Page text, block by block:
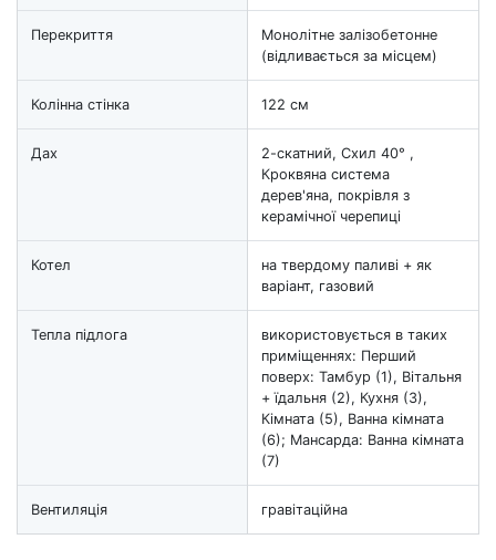
Перекриття
Монолітне залізобетонне
(відливається за місцем)
Колінна стінка 122 см
Дах
2-скатний, Схил 40° ,
Кроквяна система
дерев'яна, покрівля з
керамічної черепиці
Котел
на твердому паливі + як
варіант, газовий
Тепла підлога
використовується в таких
приміщеннях: Перший
поверх: Тамбур (1), Вітальня
+ їдальня (2), Кухня (3),
Кімната (5), Ванна кімната
(6); Мансарда: Ванна кімната
(7)
Вентиляція гравітаційна